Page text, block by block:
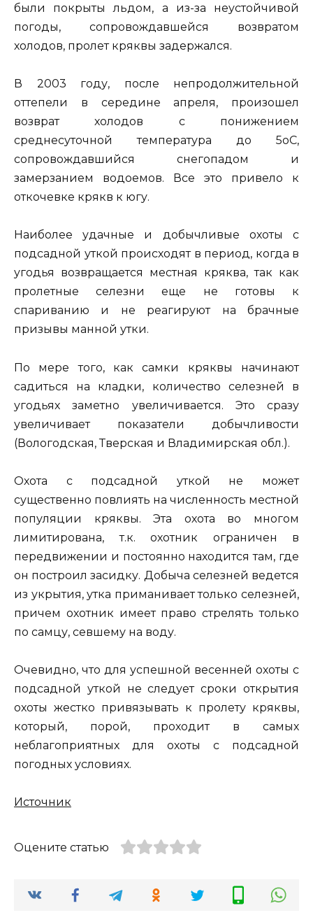
были покрыты льдом, а из-за неустойчивой
погоды, сопровождавшейся возвратом
холодов, пролет кряквы задержался.
В 2003 году, после непродолжительной
оттепели в середине апреля, произошел
возврат холодов с понижением
среднесуточной температура до 5оС,
сопровождавшийся снегопадом и
замерзанием водоемов. Все это привело к
откочевке крякв к югу.
Наиболее удачные и добычливые охоты с
подсадной уткой происходят в период, когда в
угодья возвращается местная кряква, так как
пролетные селезни еще не готовы к
спариванию и не реагируют на брачные
призывы манной утки.
По мере того, как самки кряквы начинают
садиться на кладки, количество селезней в
угодьях заметно увеличивается. Это сразу
увеличивает показатели добычливости
(Вологодская, Тверская и Владимирская обл.).
Охота с подсадной уткой не может
существенно повлиять на численность местной
популяции кряквы. Эта охота во многом
лимитирована, т.к. охотник ограничен в
передвижении и постоянно находится там, где
он построил засидку. Добыча селезней ведется
из укрытия, утка приманивает только селезней,
причем охотник имеет право стрелять только
по самцу, севшему на воду.
Очевидно, что для успешной весенней охоты с
подсадной уткой не следует сроки открытия
охоты жестко привязывать к пролету кряквы,
который, порой, проходит в самых
неблагоприятных для охоты с подсадной
погодных условиях.
Источник
Оцените статью